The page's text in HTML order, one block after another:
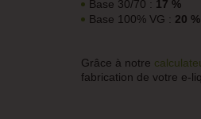
Base 30/70 : 17 %
Base 100% VG : 20 %
Grâce à notre
fabrication de votre e-